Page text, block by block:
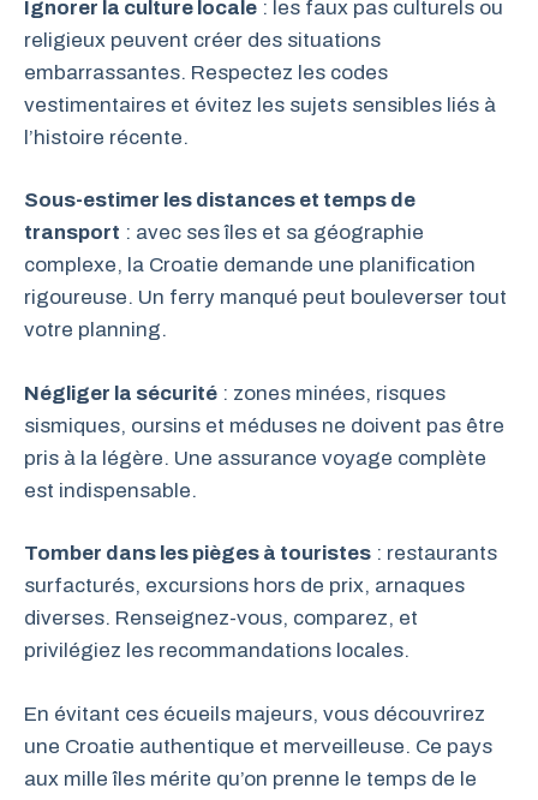
Ignorer la culture locale : les faux pas culturels ou
religieux peuvent créer des situations
embarrassantes. Respectez les codes
vestimentaires et évitez les sujets sensibles liés à
l’histoire récente.
Sous-estimer les distances et temps de
transport : avec ses îles et sa géographie
complexe, la Croatie demande une planification
rigoureuse. Un ferry manqué peut bouleverser tout
votre planning.
Négliger la sécurité : zones minées, risques
sismiques, oursins et méduses ne doivent pas être
pris à la légère. Une assurance voyage complète
est indispensable.
Tomber dans les pièges à touristes : restaurants
surfacturés, excursions hors de prix, arnaques
diverses. Renseignez-vous, comparez, et
privilégiez les recommandations locales.
En évitant ces écueils majeurs, vous découvrirez
une Croatie authentique et merveilleuse. Ce pays
aux mille îles mérite qu’on prenne le temps de le